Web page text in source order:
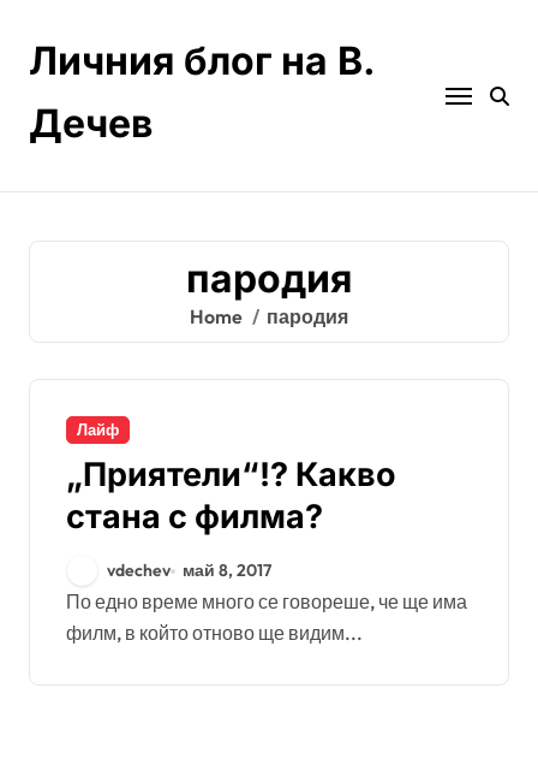
contentЛичния блог на В.
Дечев
пародия
Home пародия
Лайф
„Приятели“!? Какво
стана с филма?
vdechev май 8, 2017
По едно време много се говореше, че ще има
филм, в който отново ще видим...